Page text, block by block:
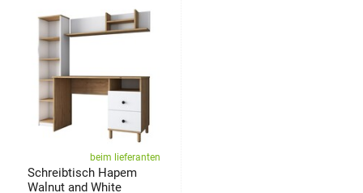
beim lieferanten
Schreibtisch Hapem
Walnut and White